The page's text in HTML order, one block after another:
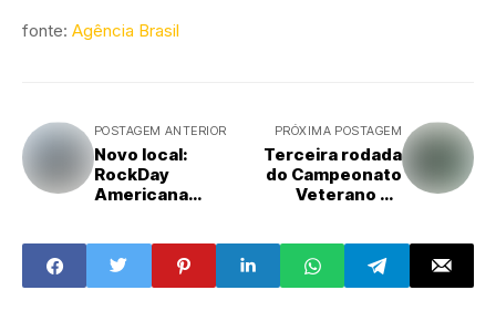
fonte: Agência Brasil
POSTAGEM ANTERIOR
Novo local:
RockDay
Americana
dos Cavaleiros
dias 3 e 4 de julho
PRÓXIMA POSTAGEM
Terceira rodada
do Campeonato
Veterano de
domingo